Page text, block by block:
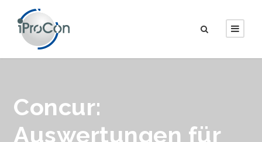
Concur:
Auswertungen für